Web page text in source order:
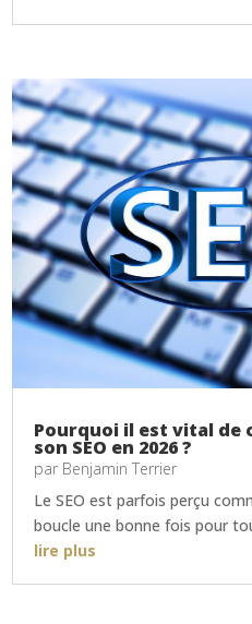
Pourquoi il est vital
son SEO en 2026 ?
par Benjamin Terrier
Le SEO est parfois perçu
boucle une bonne fois pour
lire plus